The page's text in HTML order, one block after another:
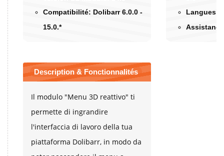
Compatibilité: Dolibarr 6.0.0 -
15.0.*
Langues
Description & Fonctionnalités
Il modulo "Menu 3D reattivo" ti
permette di ingrandire
l'interfaccia di lavoro della tua
piattaforma Dolibarr, in modo da